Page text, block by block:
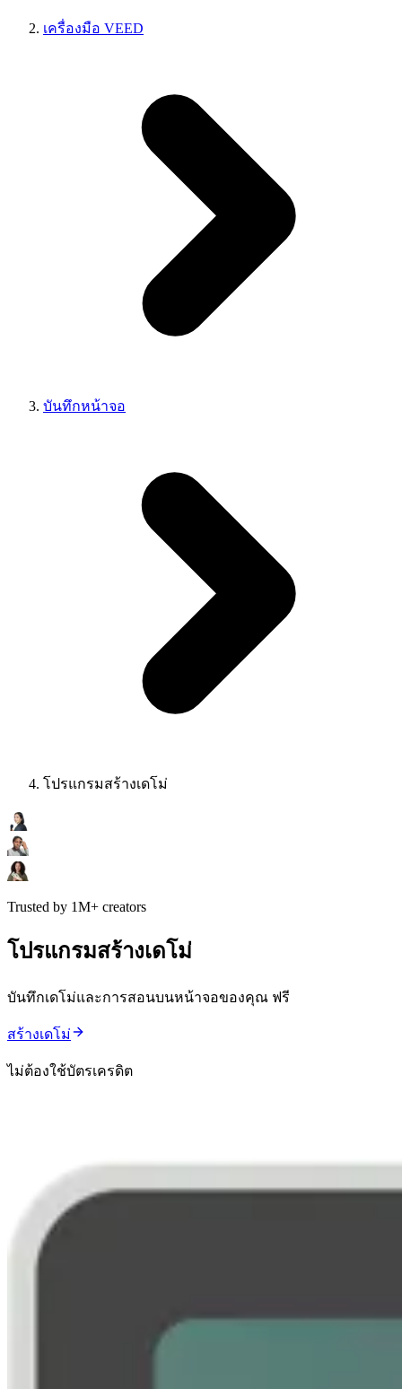
เครื่องมือ VEED
บันทึกหน้าจอ
โปรแกรมสร้างเดโม่
Trusted by 1M+ creators
โปรแกรมสร้างเดโม่
บันทึกเดโม่และการสอนบนหน้าจอของคุณ ฟรี
สร้างเดโม่
ไม่ต้องใช้บัตรเครดิต